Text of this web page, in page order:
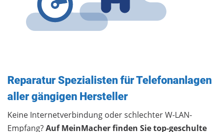
Reparatur Spezialisten für Telefonanlagen
aller gängigen Hersteller
Keine Internetverbindung oder schlechter W-LAN-
Empfang?Auf MeinMacher finden Sie top-geschulte